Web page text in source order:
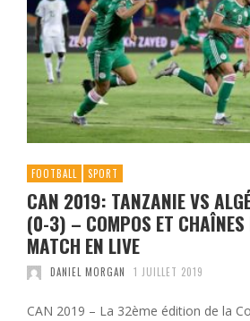
FOOTBALL SPORT
CAN 2019: TANZANIE VS
(0-3) – COMPOS ET CHAÎNES
MATCH EN LIVE
DANIEL MORGAN 1 JUILLET 2019
CAN 2019 – La 32ème édition de la